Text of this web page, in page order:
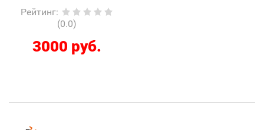
Рейтинг:
(0.0)
3000 руб.